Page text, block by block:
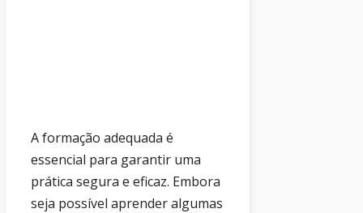
A formação adequada é
essencial para garantir uma
prática segura e eficaz. Embora
seja possível aprender algumas